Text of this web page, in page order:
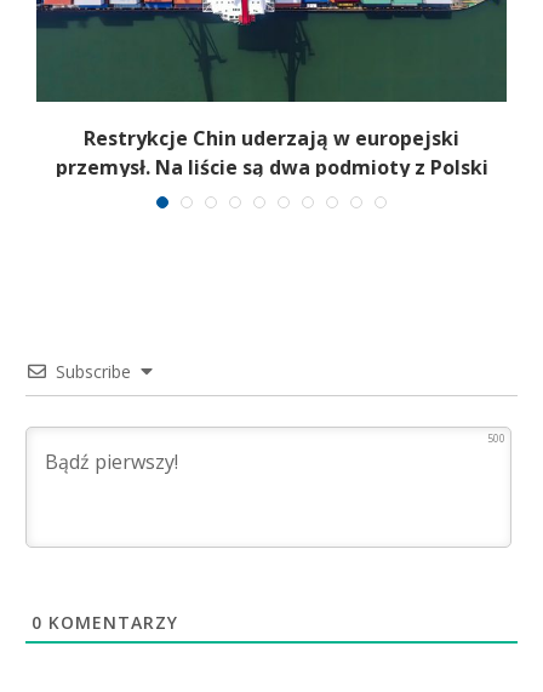
Restrykcje Chin uderzają w europejski
przemysł. Na liście są dwa podmioty z Polski
Subscribe
500
0 KOMENTARZY